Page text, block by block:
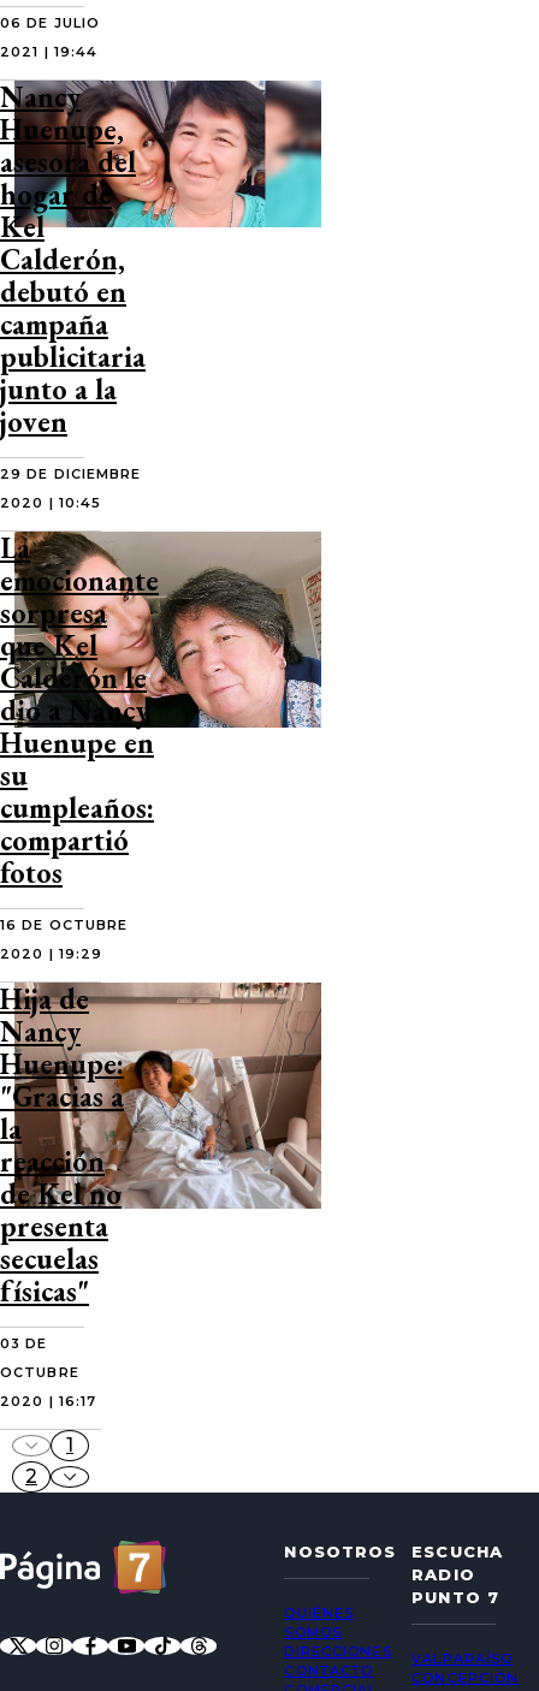
06 DE JULIO
2021 | 19:44
Nancy
Huenupe,
asesora del
hogar de
Kel
Calderón,
debutó en
campaña
publicitaria
junto a la
joven
29 DE DICIEMBRE
2020 | 10:45
La
emocionante
sorpresa
que Kel
Calderón le
dio a Nancy
Huenupe en
su
cumpleaños:
compartió
fotos
16 DE OCTUBRE
2020 | 19:29
Hija de
Nancy
Huenupe:
"Gracias a
la
reacción
de Kel no
presenta
secuelas
físicas"
03 DE
OCTUBRE
2020 | 16:17
1
2
NOSOTROS
QUIÉNES
SOMOS
DIRECCIONES
CONTACTO
ESCUCHA
RADIO
PUNTO 7
VALPARAÍSO
CONCEPCIÓN